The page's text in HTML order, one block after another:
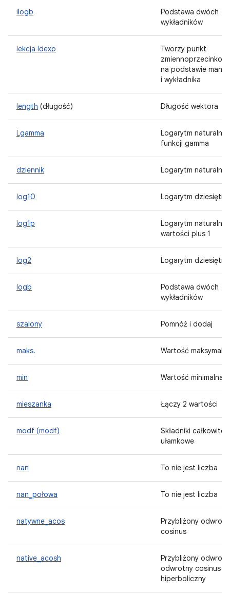
ilogb
Podstawa dwóch
wykładników
lekcja ldexp
Tworzy punkt
na podstawie
i wykładnika
length (długość) Długość wektora
Lgamma
Logarytm naturalny
funkcji gamma
dziennik Logarytm naturalny
log10 Logarytm dziesiętny
log1p
Logarytm naturalny
wartości plus 1
log2 Logarytm dziesiętny
logb
Podstawa dwóch
wykładników
szalony Pomnóż i dodaj
maks. Wartość
min Wartość minimalna
mieszanka Łączy 2 wartości
modf (modf)
Składniki całkowite i
ułamkowe
nan To nie jest liczba
nan_połowa To nie jest liczba
natywne_acos
Przybliżony
cosinus
native_acosh
Przybliżony
odwrotny cosinus
hiperboliczny